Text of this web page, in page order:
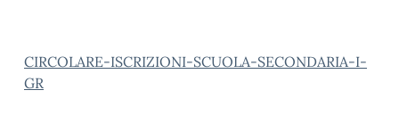
CIRCOLARE-ISCRIZIONI-SCUOLA-SECONDARIA-I-
GR